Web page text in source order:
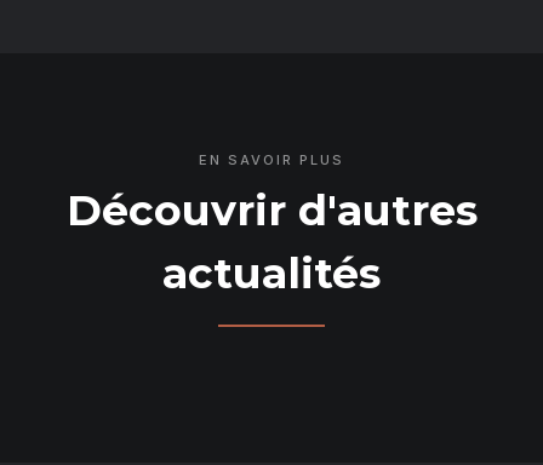
EN SAVOIR PLUS
Découvrir d'autres
actualités